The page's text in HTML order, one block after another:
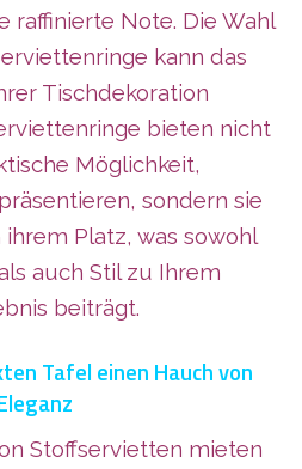
raffinierte Note. Die Wahl
kann das
Tischdekoration
bieten nicht
Möglichkeit,
sondern sie
Platz, was sowohl
auch Stil zu Ihrem
beiträgt.
Tafel einen Hauch von
Stoffservietten mieten